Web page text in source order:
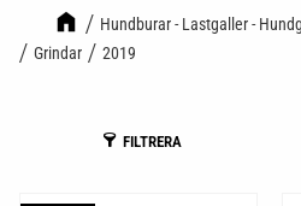
Hundburar - Lastgaller -
Grindar
2019
FILTRERA